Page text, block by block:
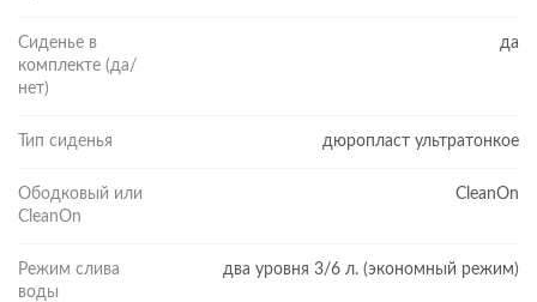
Сиденье в
комплекте (да/
нет)
да
Тип сиденья дюропласт ультратонкое
Ободковый или
CleanOn
CleanOn
Режим слива
воды
два уровня 3/6 л. (экономный режим)